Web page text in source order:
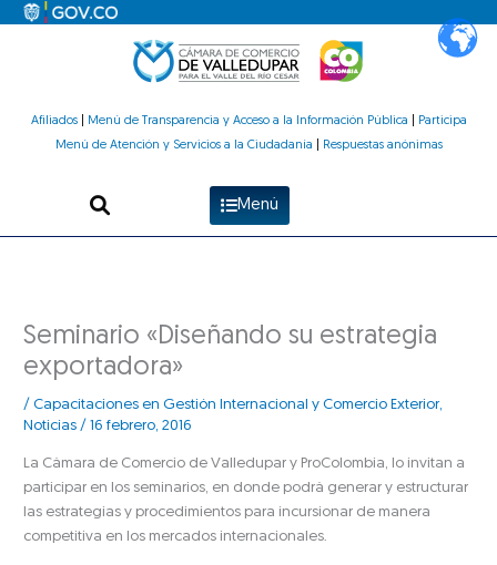
Afiliados| Menú de Transparencia y Acceso a la Información Pública
Participa
Menú de Atención y Servicios a la Ciudadanía
Respuestas anónimas
Menú
Seminario «Diseñando su estrategia
exportadora»
/Capacitaciones en Gestión Internacional y Comercio Exterior,
Noticias /16 febrero, 2016
La Cámara de Comercio de Valledupar y ProColombia, lo invitan a
participar en los seminarios, en donde podrá generar y estructurar
las estrategias y procedimientos para incursionar de manera
competitiva en los mercados internacionales.